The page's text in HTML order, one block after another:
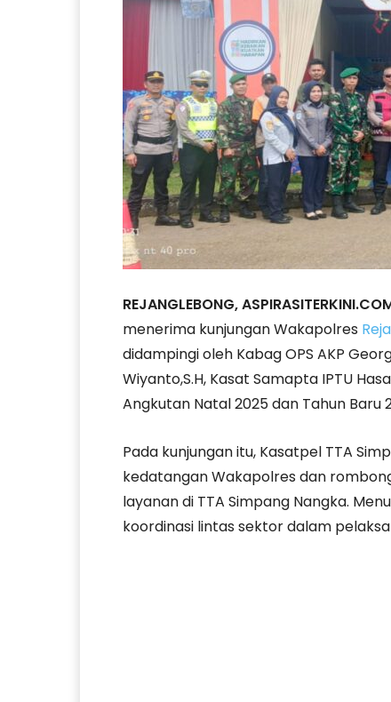
REJANGLEBONG,
menerima kunjungan Wakapolres
didampingi oleh Kabag OPS AKP
Wiyanto,S.H, Kasat Samapta IPTU
Angkutan Natal 2025 dan Tahun Baru
Pada kunjungan itu, Kasatpel TTA
kedatangan Wakapolres dan
layanan di TTA Simpang Nangka.
koordinasi lintas sektor dalam